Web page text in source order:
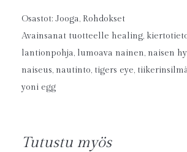
Osastot: Jooga, Rohdokset
Avainsanat tuotteelle healing,
lantionpohja, lumoava nainen, naisen
naiseus, nautinto, tigers eye,
yoni egg
Tutustu myös